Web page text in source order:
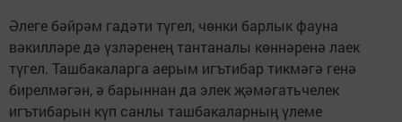
Әлеге бәйрәм гадәти түгел, чөнки барлык фауна
вәкилләре дә үзләренең тантаналы көннәренә лаек
түгел. Ташбакаларга аерым игътибар тикмәгә генә
бирелмәгән, ә барыннан да элек җәмәгатьчелек
игътибарын күп санлы ташбакаларның үлеме